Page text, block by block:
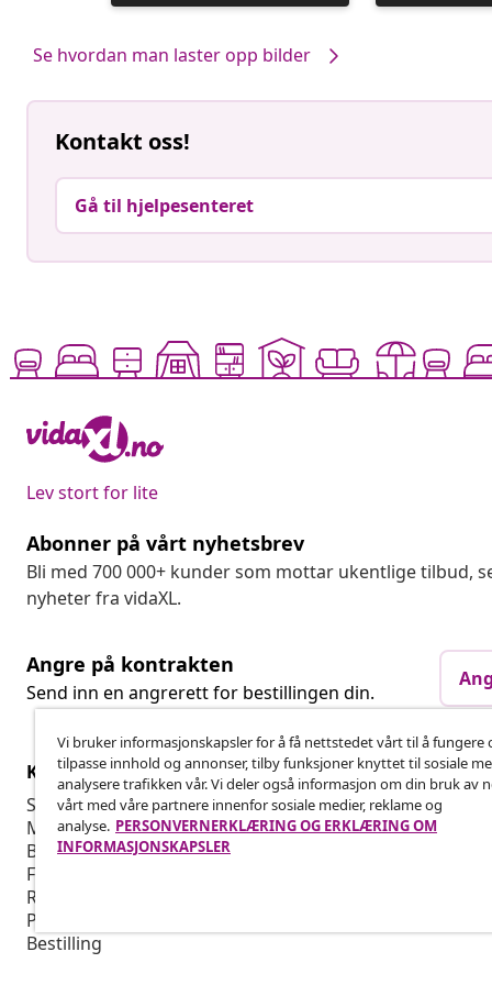
publisert
Se hvordan man laster opp bilder
Kontakt oss!
Gå til hjelpesenteret
Lev stort for lite
Abonner på vårt nyhetsbrev
Bli med 700 000+ kunder som mottar ukentlige tilbud,
nyheter fra vidaXL.
Angre på kontrakten
Send inn en angrerett for bestillingen din.
Kundeservice
Spor bestillingen din
Min konto
Betaling
Frakt og levering
Retur
Produktinformasjon
Bestilling
Bedrift
Tilknyttet
Produksjon
Vi bruker informasjonskapsler for å få nettstedet vårt til å fungere
tilpasse innhold og annonser, tilby funksjoner knyttet til sosiale
analysere trafikken vår. Vi deler også informasjon om din bruk av
vårt med våre partnere innenfor sosiale medier, reklame og
analyse. PERSONVERNERKLÆRING OG ERKLÆRING OM
INFORMASJONSKAPSLER